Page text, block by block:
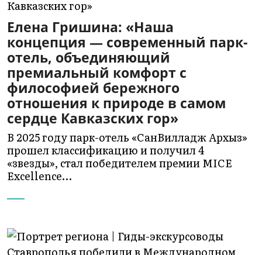
Елена Гришина: «Наша
концепция — современный парк-
отель, объединяющий
премиальный комфорт с
философией бережного
отношения к природе в самом
сердце Кавказских гор»
В 2025 году парк-отель «СанВилладж Архыз»
прошел классификацию и получил 4
«звезды», стал победителем премии MICE
Excellence…